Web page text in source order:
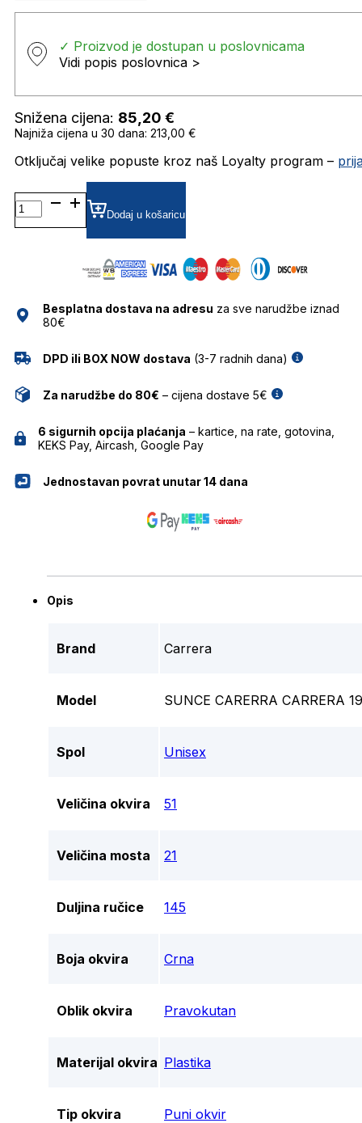
✓ Proizvod je dostupan u poslovnicama
Vidi popis poslovnica >
Snižena cijena: 85,20 €
Najniža cijena u 30 dana: 213,00 €
Otključaj velike popuste kroz naš Loyalty program –
CARRERA197/S
ZRCALNE SUNČANE
NAOČALE
Dodaj u košaricu
Besplatna dostava na adresu za sve narudžbe iznad
80€
DPD ili BOX NOW dostava (3-7 radnih dana)
Za narudžbe do 80€ – cijena dostave 5€
6 sigurnih opcija plaćanja – kartice, na rate, gotovina,
KEKS Pay, Aircash, Google Pay
Jednostavan povrat unutar 14 dana
Opis
Brand Carrera
Model SUNCE CARERRA CARRERA
Spol Unisex
Veličina okvira 51
Veličina mosta 21
Duljina ručice 145
Boja okvira Crna
Oblik okvira Pravokutan
Materijal okvira Plastika
Tip okvira Puni okvir